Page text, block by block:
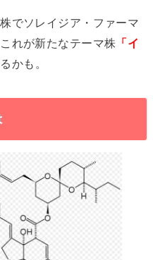
でソレイジア・ファーマ
れが新たなテーマ株 「イ
かも。